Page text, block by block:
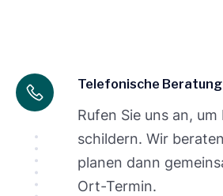
Telefonische Beratung
Rufen Sie uns an,
schildern. Wir
planen dann
Ort-Termin.